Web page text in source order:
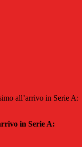
all’arrivo in Serie A:
in Serie A: